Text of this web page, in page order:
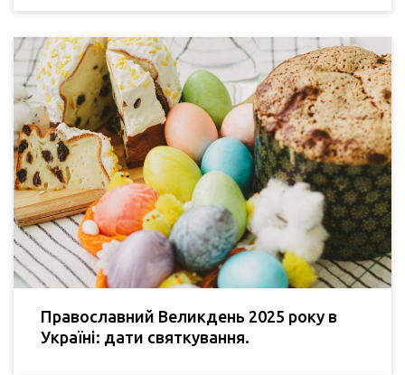
Православний Великдень 2025 року в
Україні: дати святкування.